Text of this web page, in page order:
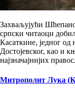
Захваљујући
српски читаоци
Касаткине, једног од
Достојевског, као и
најзначајнијих
Митрополит Лука